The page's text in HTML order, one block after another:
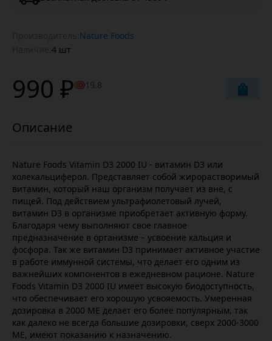
Nature Foods
4 шт
990 ₽ 19.8
Nature Foods Vitamin D3 2000 IU - витамин D3 или
холекальциферол. Представляет собой жирорастворимый
витамин, который наш организм получает из вне, с
пищей. Под действием ультрафиолетовый лучей,
витамин D3 в организме приобретает активную форму.
Благодаря чему выполняют свое главное
предназначение в организме – усвоение кальция и
фосфора. Так же витамин D3 принимает активное участие
в работе иммунной системы, что делает его одним из
важнейших компонентов в ежедневном рационе. Nature
Foods Vitamin D3 2000 IU имеет высокую биодоступность,
что обеспечивает его хорошую усвояемость. Умеренная
дозировка в 2000 МЕ делает его более популярным, так
как далеко не всегда большие дозировки, сверх 2000-3000
МЕ, имеют показанию к назначению.